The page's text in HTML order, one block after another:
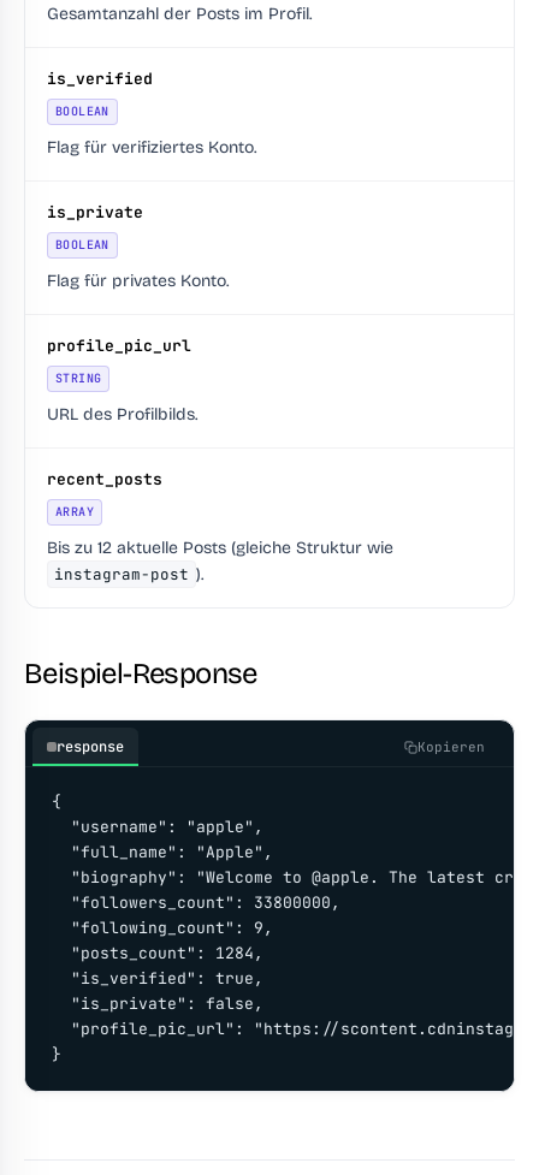
Gesamtanzahl der Posts im Profil.
is_verified
BOOLEAN
Flag für verifiziertes Konto.
is_private
BOOLEAN
Flag für privates Konto.
profile_pic_url
STRING
URL des Profilbilds.
recent_posts
ARRAY
Bis zu 12 aktuelle Posts (gleiche Struktur wie
instagram-post ).
Beispiel-Response
response Kopieren
{
  "username": "apple",
  "full_name": "Apple",
"biography": "Welcome to @apple. The latest
  "followers_count": 33800000,
  "following_count": 9,
  "posts_count": 1284,
  "is_verified": true,
  "is_private": false,
"profile_pic_url": "https://
}